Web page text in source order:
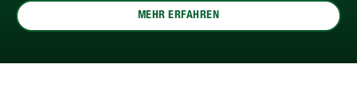
MEHR ERFAHREN